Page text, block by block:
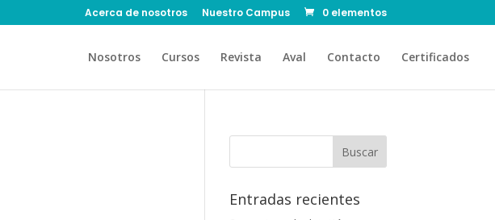
Acerca de nosotros Nuestro Campus 0 elementos
Nosotros Cursos Revista Aval Contacto Certificados
Entradas recientes